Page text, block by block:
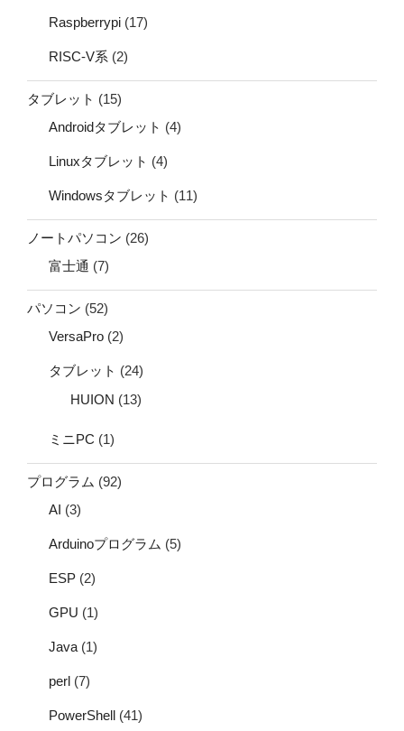
Raspberrypi (17)
RISC-V系 (2)
タブレット (15)
Androidタブレット (4)
Linuxタブレット (4)
Windowsタブレット (11)
ノートパソコン (26)
富士通 (7)
パソコン (52)
VersaPro (2)
タブレット (24)
HUION (13)
ミニPC (1)
プログラム (92)
AI (3)
Arduinoプログラム (5)
ESP (2)
GPU (1)
Java (1)
perl (7)
PowerShell (41)